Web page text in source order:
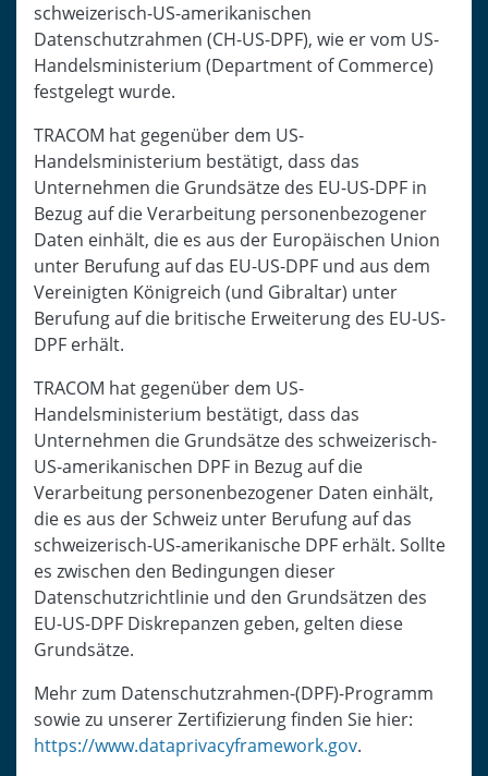
schweizerisch-US-amerikanischen
Datenschutzrahmen (CH-US-DPF), wie er vom US-
Handelsministerium (Department of Commerce)
festgelegt wurde.
TRACOM hat gegenüber dem US-
Handelsministerium bestätigt, dass das
Unternehmen die Grundsätze des EU-US-DPF in
Bezug auf die Verarbeitung personenbezogener
Daten einhält, die es aus der Europäischen Union
unter Berufung auf das EU-US-DPF und aus dem
Vereinigten Königreich (und Gibraltar) unter
Berufung auf die britische Erweiterung des EU-US-
DPF erhält.
TRACOM hat gegenüber dem US-
Handelsministerium bestätigt, dass das
Unternehmen die Grundsätze des schweizerisch-
US-amerikanischen DPF in Bezug auf die
Verarbeitung personenbezogener Daten einhält,
die es aus der Schweiz unter Berufung auf das
schweizerisch-US-amerikanische DPF erhält. Sollte
es zwischen den Bedingungen dieser
Datenschutzrichtlinie und den Grundsätzen des
EU-US-DPF Diskrepanzen geben, gelten diese
Grundsätze.
Mehr zum Datenschutzrahmen-(DPF)-Programm
sowie zu unserer Zertifizierung finden Sie hier:
https://www.dataprivacyframework.gov.